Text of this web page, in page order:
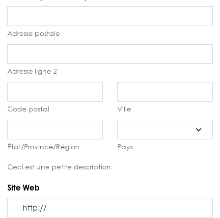
Adresse postale
Adresse ligne 2
Code postal Ville
État/Province/Région Pays
Ceci est une petite description
Site Web